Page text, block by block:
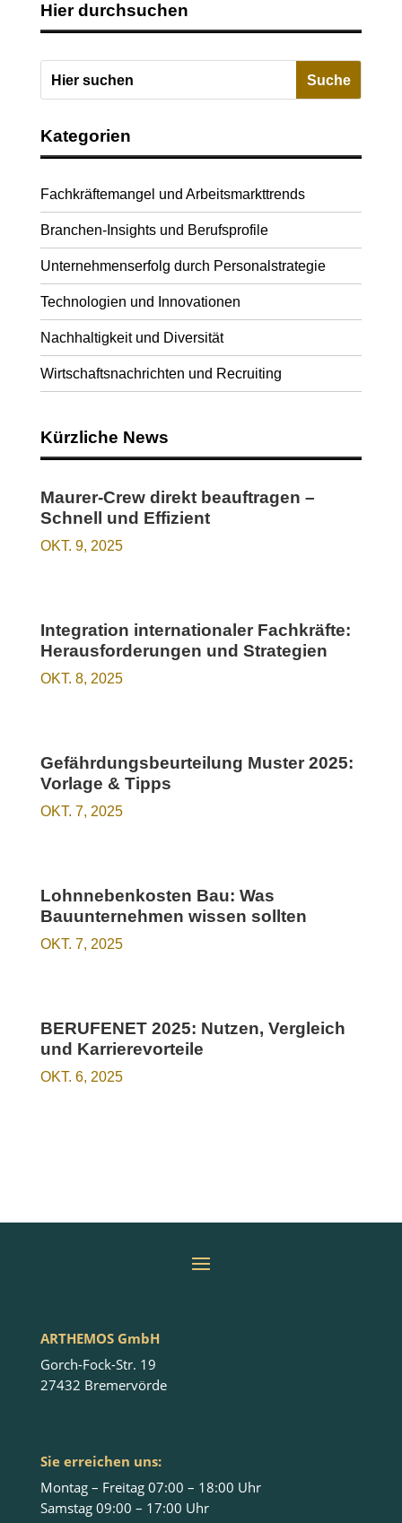
Hier durchsuchen
Kategorien
Fachkräftemangel und Arbeitsmarkttrends
Branchen-Insights und Berufsprofile
Unternehmenserfolg durch Personalstrategie
Technologien und Innovationen
Nachhaltigkeit und Diversität
Wirtschaftsnachrichten und Recruiting
Kürzliche News
Maurer-Crew direkt beauftragen –
Schnell und Effizient
OKT. 9, 2025
Integration internationaler Fachkräfte:
Herausforderungen und Strategien
OKT. 8, 2025
Gefährdungsbeurteilung Muster 2025:
Vorlage & Tipps
OKT. 7, 2025
Lohnnebenkosten Bau: Was
Bauunternehmen wissen sollten
OKT. 7, 2025
BERUFENET 2025: Nutzen, Vergleich
und Karrierevorteile
OKT. 6, 2025
ARTHEMOS GmbH
Gorch-Fock-Str. 19
27432 Bremervörde
Sie erreichen uns:
Montag – Freitag 07:00 – 18:00 Uhr
Samstag 09:00 – 17:00 Uhr